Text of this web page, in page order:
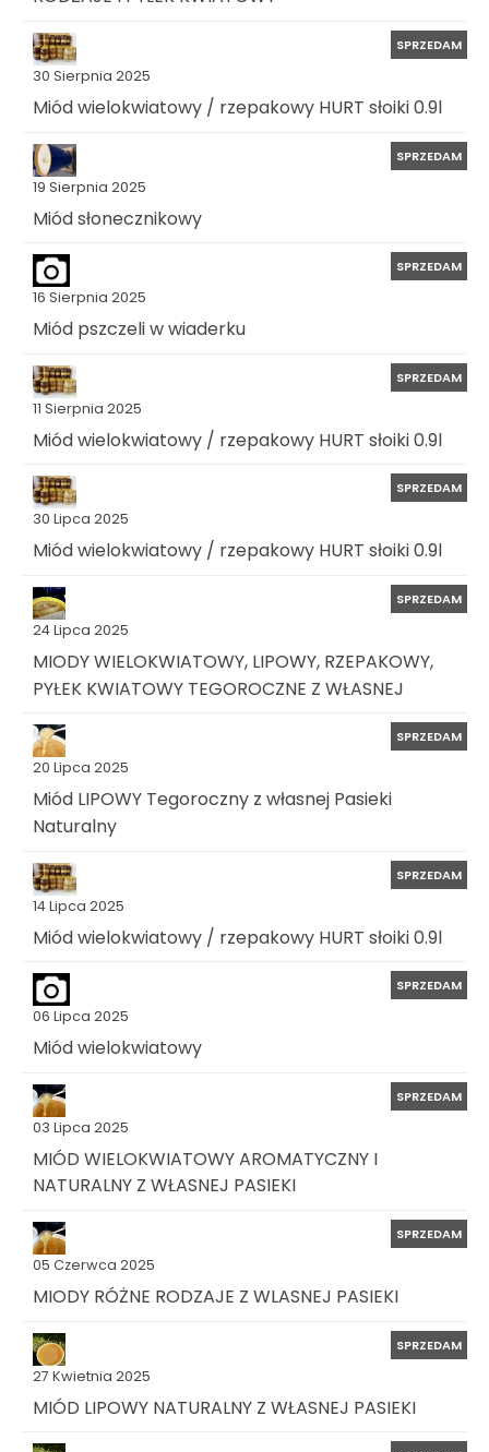
30 Sierpnia 2025
SPRZEDAM
Miód wielokwiatowy / rzepakowy HURT słoiki 0.9l
19 Sierpnia 2025
SPRZEDAM
Miód słonecznikowy
16 Sierpnia 2025
SPRZEDAM
Miód pszczeli w wiaderku
11 Sierpnia 2025
SPRZEDAM
Miód wielokwiatowy / rzepakowy HURT słoiki 0.9l
30 Lipca 2025
SPRZEDAM
Miód wielokwiatowy / rzepakowy HURT słoiki 0.9l
24 Lipca 2025
SPRZEDAM
MIODY WIELOKWIATOWY, LIPOWY, RZEPAKOWY,
PYŁEK KWIATOWY TEGOROCZNE Z WŁASNEJ
20 Lipca 2025
SPRZEDAM
Miód LIPOWY Tegoroczny z własnej Pasieki
Naturalny
14 Lipca 2025
SPRZEDAM
Miód wielokwiatowy / rzepakowy HURT słoiki 0.9l
06 Lipca 2025
SPRZEDAM
Miód wielokwiatowy
03 Lipca 2025
SPRZEDAM
MIÓD WIELOKWIATOWY AROMATYCZNY I
NATURALNY Z WŁASNEJ PASIEKI
05 Czerwca 2025
SPRZEDAM
MIODY RÓŻNE RODZAJE Z WLASNEJ PASIEKI
27 Kwietnia 2025
SPRZEDAM
MIÓD LIPOWY NATURALNY Z WŁASNEJ PASIEKI